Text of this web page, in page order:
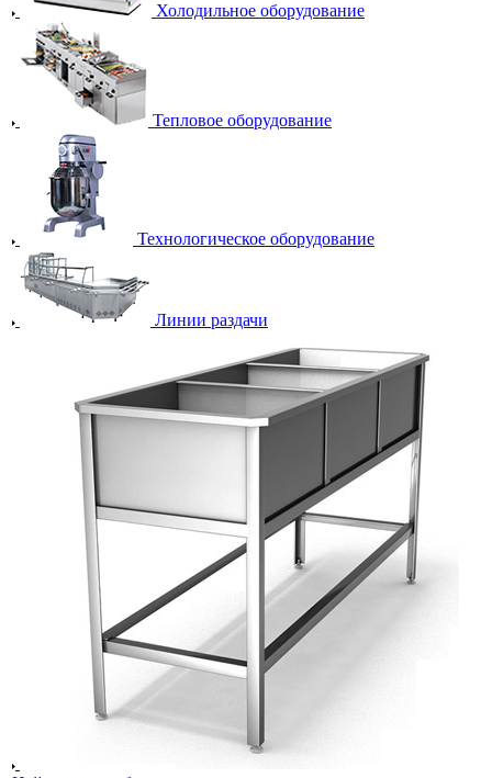
Холодильное оборудование
Тепловое оборудование
Технологическое оборудование
Линии раздачи